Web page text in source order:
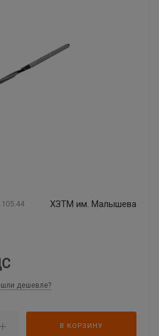
ХЗТМ им. Малышева
дешевле?
В КОРЗИНУ